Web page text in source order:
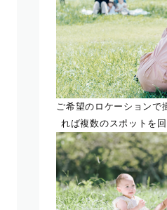
ご希望のロケーションで
れば複数のスポットを